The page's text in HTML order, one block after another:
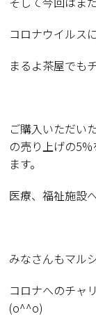
コロナウイルス
まるよ茶屋でも
ご購入いただい
の売り上げの5%
ます。
医療、福祉施設
みなさんもマル
コロナへのチャ
(o^^o)